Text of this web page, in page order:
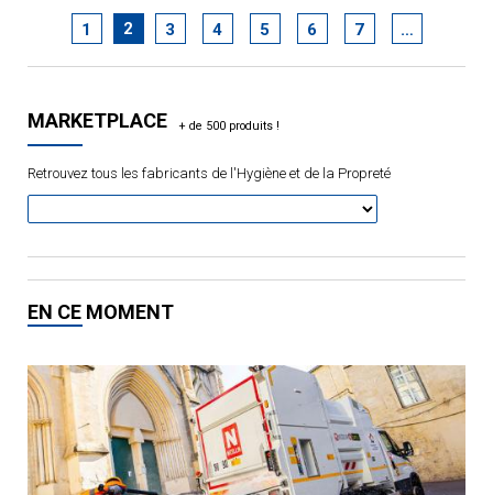
1 2 3 4 5 6 7 …
MARKETPLACE
Retrouvez tous les fabricants de l'Hygiène et de la Propreté
EN CE MOMENT